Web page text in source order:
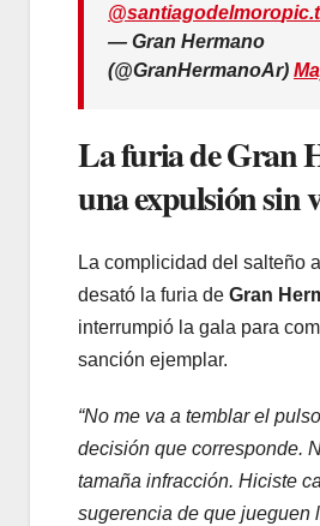
@santiagodelmoro
— Gran Hermano
(@GranHermanoAr)
La furia de Gran
una expulsión sin
La complicidad del salteño
desató la furia de Gran
interrumpió la gala para
sanción ejemplar.
“No me va a temblar el
decisión que corresponde.
tamaña infracción. Hiciste
sugerencia de que jueguen